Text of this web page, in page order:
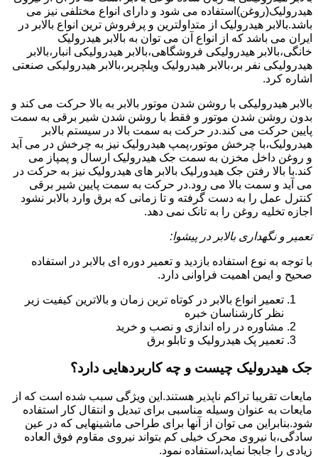
هیدرولیک(روغن)استفاده می شود و دارای انواع مختلفی نیز می
باشد.بالابر هیدرولیک از متداولترین و پرفروش ترین انواع بالابر در
ایران می باشد که از انواع آن می توان به بالابر هیدرولیک
خانگی،بالابر هیدرولیکی فروشگاهی،بالابر هیدرولیکی انبار،بالابر
هیدرولیکی نفر بر،بالابر هیدرولیک ویلچربر،بالابر هیدرولیکی صنعتی
اشاره کرد.
بالابر هیدرولیکی با روشن شدن موتور بالابر به بالا حرکت می کند و
بدون روشن شدن موتور و فقط با روشن شدن شیر برقی به سمت
پایین حرکت می کند.در حرکت به سمت بالا در سیستم بالابر
هیدرولیک،با چرخش موتور،پمپ هیدرولیک نیز به چرخش در می آید
و روغن داخل مخزن به سمت جک هیدرولیک ارسال و پمپاز می
کند.با بالا رفتن جک هیدورلیک بالابر های هیدرولیک نیز به حرکت در
می آید و سمت بالا می رود.در حرکت به سمت پایین شیر برقی
کنترل عمل را به دست گرفته و تا زمانی که برق وارد بالابر نشود
اجازه تخلیه روغن را به تانک نمی دهد.
تعمیر و نگهداری بالابر در پیشوا:
با توجه به نوع استفاده بازدید و تعمیر دوره ای بالابر در استفاده
صحیح و ایمن اهمیت فراوانی دارد.
تعمیر انواع بالابر در کوتاه ترین زمان و بالاترین کیفیت زیر
نظر کارشناسان خبره
مشاوره در راه اندازی و نصب و خرید
تعمیر پک هیدرولیک و تابلو برق
جک هیدرولیک چیست و چه کاربردهایی دارد؟
مایعات تقریبا تراکم ناپذیر هستند.این ویژگی سبب شده است که از
مایعات به عنوان وسیله مناسبی برای تبدیل و انتقال کار استفاده
شود.بنابراین می توان از آنها برای طراحی ماشینهایی که در عین
سادگی،با نیروی محرک خیلی کم بتواند نیروی مقاوم فوق العاده
زیادی را جابجا نماید،استفاده نمود.